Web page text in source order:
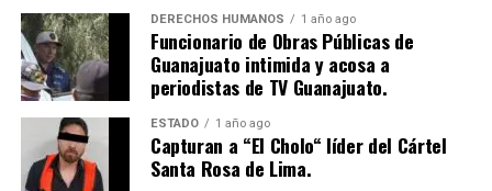
DERECHOS HUMANOS 1 año ago
Funcionario de Obras Públicas de
Guanajuato intimida y acosa a
periodistas de TV Guanajuato.
ESTADO 1 año ago
Capturan a “El Cholo“ líder del Cártel
Santa Rosa de Lima.